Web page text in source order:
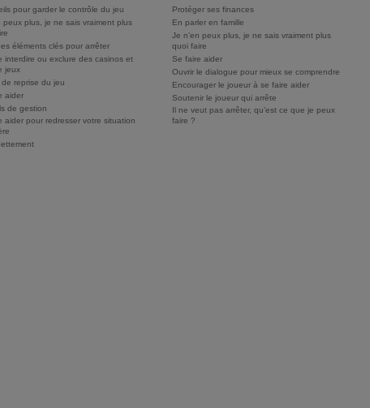
pour garder le contrôle du jeu
peux plus, je ne sais vraiment plus
éléments clés pour arrêter
interdire ou exclure des casinos et
jeux
de reprise du jeu
aider
de gestion
aider pour redresser votre situation
Protéger ses finances
En parler en famille
Je n’en peux plus, je ne sais vraiment plus
quoi faire
Se faire aider
Ouvrir le dialogue pour mieux se comprendre
Encourager le joueur à se faire aider
Soutenir le joueur qui arrête
Il ne veut pas arrêter, qu’est ce que je peux
faire ?